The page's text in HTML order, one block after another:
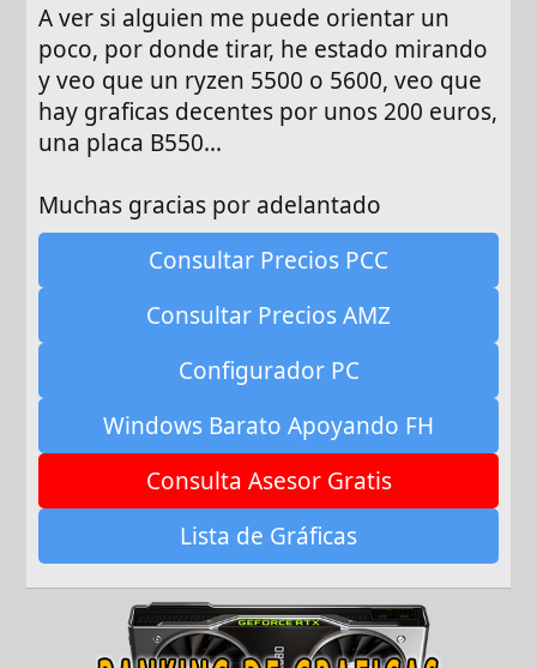
A ver si alguien me puede orientar un
poco, por donde tirar, he estado mirando
y veo que un ryzen 5500 o 5600, veo que
hay graficas decentes por unos 200 euros,
una placa B550...
Muchas gracias por adelantado
Consultar Precios PCC
Consultar Precios AMZ
Configurador PC
Windows Barato Apoyando FH
Consulta Asesor Gratis
Lista de Gráficas